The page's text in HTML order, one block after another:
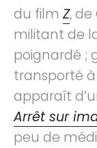
du film Z, de
militant de
poignardé ;
transporté à
apparaît
Arrêt sur
peu de